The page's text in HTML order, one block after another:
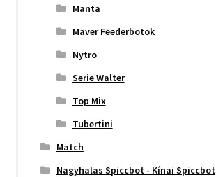
Manta
Maver Feederbotok
Nytro
Serie Walter
Top Mix
Tubertini
Match
Nagyhalas Spiccbot - Kínai Spiccbot